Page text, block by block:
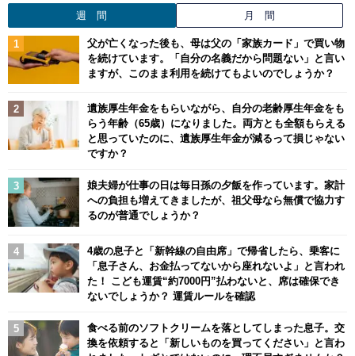
週 間 月 間
父が亡くなった後も、母は父の「家族カード」で買い物
を続けています。「自分の名義だから問題ない」と言い
ますが、このまま利用を続けてもよいのでしょうか？
遺族厚生年金をもらいながら、自分の老齢厚生年金をも
らう年齢（65歳）になりました。両方とも全額もらえる
と思っていたのに、遺族厚生年金が減るって損じゃない
ですか？
娘夫婦が仕事の日は毎日孫の夕飯を作っています。家計
への負担も増えてきましたが、祖父母なら無償で協力す
るのが普通でしょうか？
4歳の息子と「新幹線の自由席」で帰省したら、乗客に
「息子さん、お金払ってないから座れないよ」と言われ
た！ こども運賃“約7000円”払わないと、席は確保でき
ないでしょうか？ 運賃ルールを確認
食べる前のソフトクリームを落としてしまった息子。交
換を依頼すると「新しいものを買ってください」と言わ